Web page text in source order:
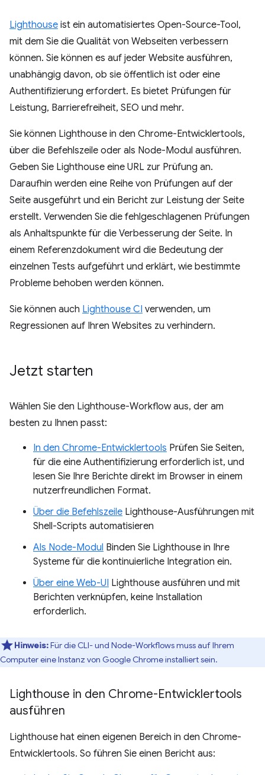
Lighthouse ist ein automatisiertes Open-Source-Tool,
mit dem Sie die Qualität von Webseiten verbessern
können. Sie können es auf jeder Website ausführen,
unabhängig davon, ob sie öffentlich ist oder eine
Authentifizierung erfordert. Es bietet Prüfungen für
Leistung, Barrierefreiheit, SEO und mehr.
Sie können Lighthouse in den Chrome-Entwicklertools,
über die Befehlszeile oder als Node-Modul ausführen.
Geben Sie Lighthouse eine URL zur Prüfung an.
Daraufhin werden eine Reihe von Prüfungen auf der
Seite ausgeführt und ein Bericht zur Leistung der Seite
erstellt. Verwenden Sie die fehlgeschlagenen Prüfungen
als Anhaltspunkte für die Verbesserung der Seite. In
einem Referenzdokument wird die Bedeutung der
einzelnen Tests aufgeführt und erklärt, wie bestimmte
Probleme behoben werden können.
Sie können auch Lighthouse CI verwenden, um
Regressionen auf Ihren Websites zu verhindern.
Jetzt starten
Wählen Sie den Lighthouse-Workflow aus, der am
besten zu Ihnen passt:
In den Chrome-Entwicklertools Prüfen Sie Seiten,
für die eine Authentifizierung erforderlich ist, und
lesen Sie Ihre Berichte direkt im Browser in einem
nutzerfreundlichen Format.
Über die Befehlszeile Lighthouse-Ausführungen mit
Shell-Scripts automatisieren
Als Node-Modul Binden Sie Lighthouse in Ihre
Systeme für die kontinuierliche Integration ein.
Über eine Web-UI Lighthouse ausführen und mit
Berichten verknüpfen, keine Installation
erforderlich.
Hinweis:Für die CLI- und Node-Workflows muss auf Ihrem
Computer eine Instanz von Google Chrome installiert sein.
Lighthouse in den Chrome-Entwicklertools
ausführen
Lighthouse hat einen eigenen Bereich in den Chrome-
Entwicklertools. So führen Sie einen Bericht aus: